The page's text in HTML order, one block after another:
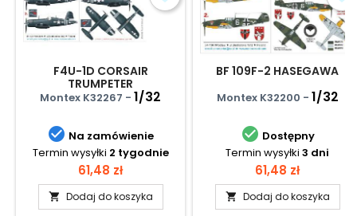
F4U-1D CORSAIR
TRUMPETER
Montex K32267 - 1/32
 Na zamówienie
Termin wysyłki 2 tygodnie
Cena
61,48 zł
 Dodaj do koszyka
BF 109F-2 HASEGAWA
Montex K32200 - 1/32
 Dostępny
Termin wysyłki 3 dni
Cena
61,48 zł
 Dodaj do koszyka